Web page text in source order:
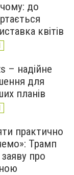
до
квітів
– надійне
для
планів
практично
Трамп
про